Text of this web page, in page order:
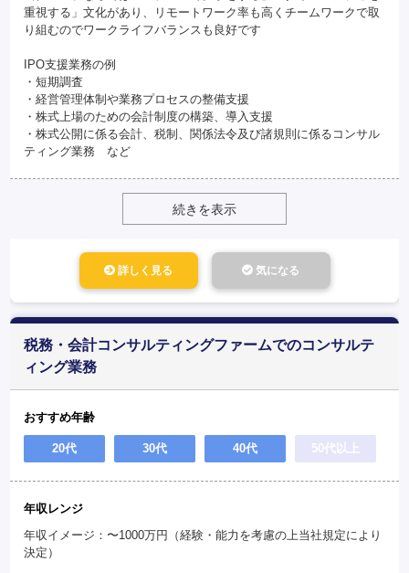
重視する」文化があり、リモートワーク率も高くチームワークで取
り組むのでワークライフバランスも良好です
IPO支援業務の例
・短期調査
・経営管理体制や業務プロセスの整備支援
・株式上場のための会計制度の構築、導入支援
・株式公開に係る会計、税制、関係法令及び諸規則に係るコンサル
ティング業務 など
続きを表示
詳しく見る 気になる
税務・会計コンサルティングファームでのコンサルテ
ィング業務
おすすめ年齢
20代 30代 40代 50代以上
年収レンジ
年収イメージ：〜1000万円（経験・能力を考慮の上当社規定により
決定）